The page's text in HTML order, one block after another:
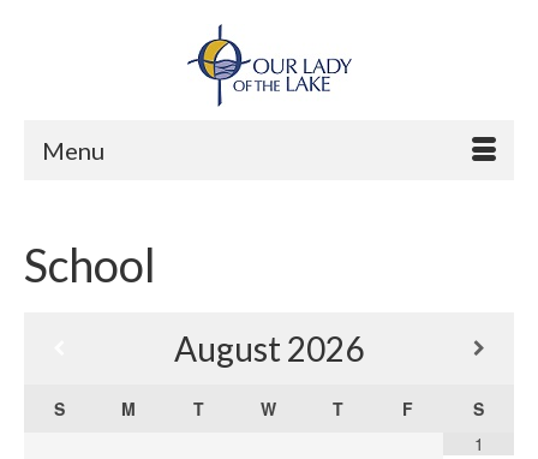
Menu
School
August2026
S M T W T F
S
1